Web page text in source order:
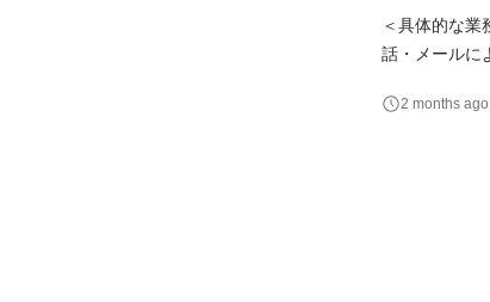
＜具体的な
話・メールによる
セス最適化 ■リード管理 Salesforce、HubSpotを用いたリード情報管理 ■営業部門への引き渡し 商談へのス
2 months ago